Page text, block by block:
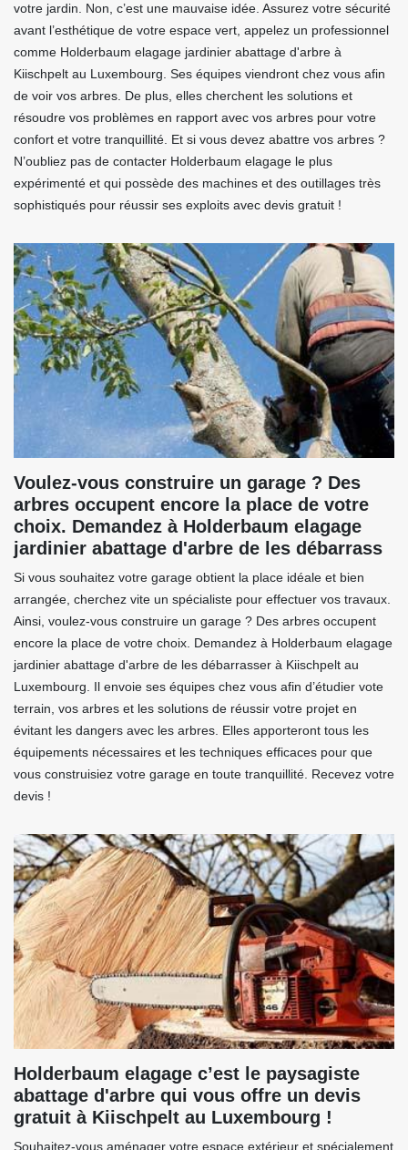
votre jardin. Non, c’est une mauvaise idée. Assurez votre sécurité
avant l’esthétique de votre espace vert, appelez un professionnel
comme Holderbaum elagage jardinier abattage d'arbre à
Kiischpelt au Luxembourg. Ses équipes viendront chez vous afin
de voir vos arbres. De plus, elles cherchent les solutions et
résoudre vos problèmes en rapport avec vos arbres pour votre
confort et votre tranquillité. Et si vous devez abattre vos arbres ?
N’oubliez pas de contacter Holderbaum elagage le plus
expérimenté et qui possède des machines et des outillages très
sophistiqués pour réussir ses exploits avec devis gratuit !
Voulez-vous construire un garage ? Des
arbres occupent encore la place de votre
choix. Demandez à Holderbaum elagage
jardinier abattage d'arbre de les débarrass
Si vous souhaitez votre garage obtient la place idéale et bien
arrangée, cherchez vite un spécialiste pour effectuer vos travaux.
Ainsi, voulez-vous construire un garage ? Des arbres occupent
encore la place de votre choix. Demandez à Holderbaum elagage
jardinier abattage d'arbre de les débarrasser à Kiischpelt au
Luxembourg. Il envoie ses équipes chez vous afin d’étudier vote
terrain, vos arbres et les solutions de réussir votre projet en
évitant les dangers avec les arbres. Elles apporteront tous les
équipements nécessaires et les techniques efficaces pour que
vous construisiez votre garage en toute tranquillité. Recevez votre
devis !
Holderbaum elagage c’est le paysagiste
abattage d'arbre qui vous offre un devis
gratuit à Kiischpelt au Luxembourg !
Souhaitez-vous aménager votre espace extérieur et spécialement